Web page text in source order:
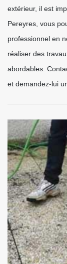
extérieur, il est
Pereyres, vous
professionnel en
réaliser des
abordables.
et demandez-lui